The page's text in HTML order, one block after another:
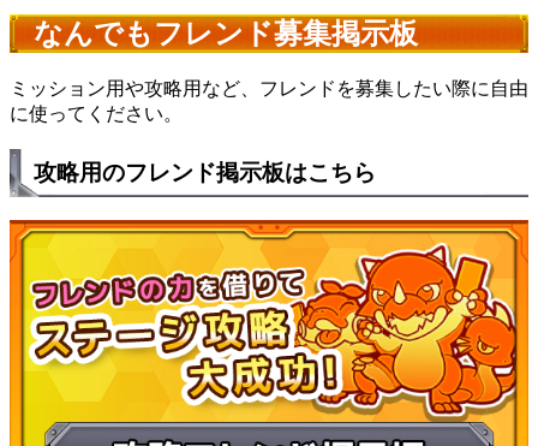
なんでもフレンド募集掲示板
ミッション用や攻略用など、フレンドを募集したい際に自由
に使ってください。
攻略用のフレンド掲示板はこちら